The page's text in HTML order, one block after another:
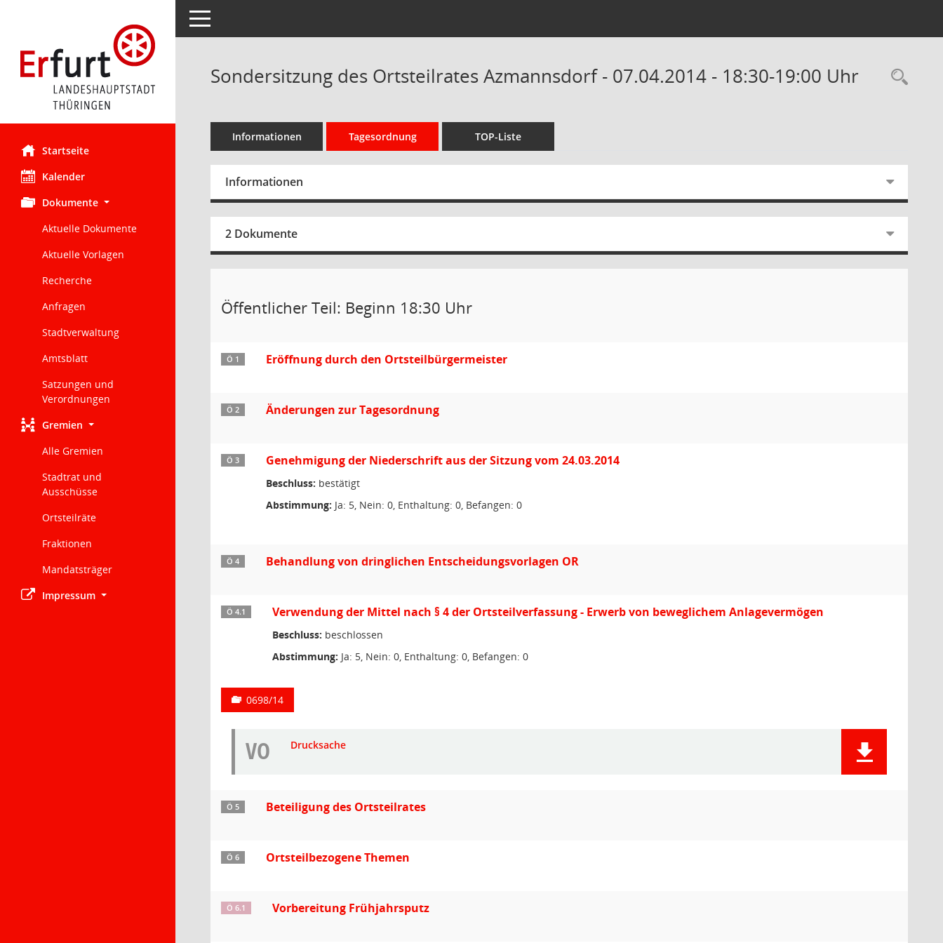
Startseite
Kalender
Dokumente
Aktuelle Dokumente
Aktuelle Vorlagen
Recherche
Anfragen
Stadtverwaltung
Amtsblatt
Satzungen und
Verordnungen
Gremien
Alle Gremien
Stadtrat und
Ausschüsse
Ortsteilräte
Fraktionen
Mandatsträger
Impressum
Toggle navigation
Sondersitzung des Ortsteilrates Azmannsdorf - 07.04.2014 - 18:30-19:00 Uhr
Informationen Tagesordnung TOP-Liste
Informationen
2 Dokumente
Öffentlicher Teil: Beginn 18:30 Uhr
Ö 1 Eröffnung durch den Ortsteilbürgermeister
Ö 2 Änderungen zur Tagesordnung
Ö 3 Genehmigung der Niederschrift aus der Sitzung vom 24.03.2014
Beschluss: bestätigt
Abstimmung: Ja: 5, Nein: 0, Enthaltung: 0, Befangen: 0
Ö 4 Behandlung von dringlichen Entscheidungsvorlagen OR
Ö 4.1 Verwendung der Mittel nach § 4 der Ortsteilverfassung - Erwerb von beweglichem Anlagevermögen
Beschluss: beschlossen
Abstimmung: Ja: 5, Nein: 0, Enthaltung: 0, Befangen: 0
0698/14
VO Drucksache
Ö 5 Beteiligung des Ortsteilrates
Ö 6 Ortsteilbezogene Themen
Ö 6.1 Vorbereitung Frühjahrsputz